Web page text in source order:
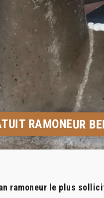
RAMONEUR
ramoneur le plus